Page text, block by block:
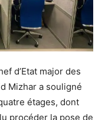
d’Etat major des
Mizhar a souligné
étages, dont
procéder la pose de